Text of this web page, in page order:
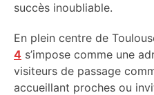
succès inoubliable.
En plein centre de
4 s’impose comme une
visiteurs de passage
accueillant proches ou